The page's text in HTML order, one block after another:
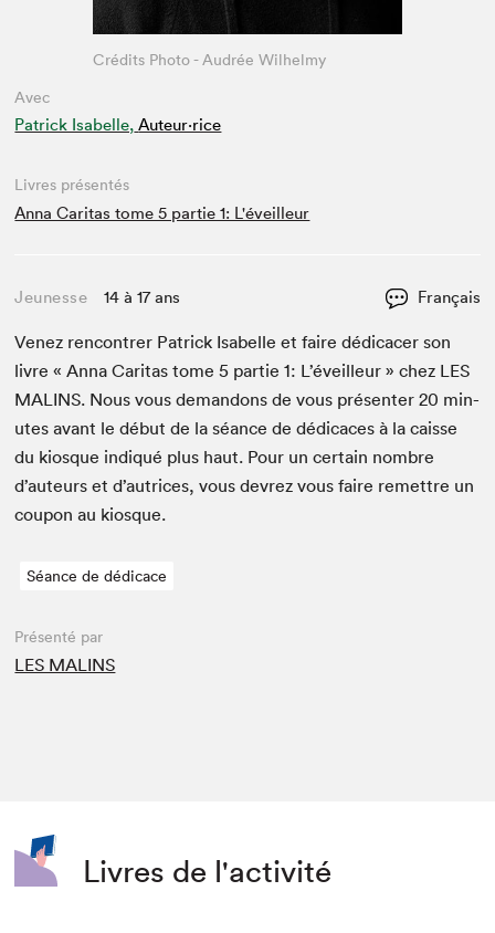
Avec
Patrick Isabelle, Auteur·rice
Crédits Photo - Audrée Wilhelmy
Livres présentés
Anna Caritas tome 5 partie 1: L'éveilleur
Jeunesse 14 à 17 ans Français
Venez ren­con­tr­er Patrick Isabelle et faire dédi­cac­er son
livre « Anna Car­i­tas tome5 par­tie1: L’éveilleur » chez LES
MALINS. Nous vous deman­dons de vous présen­ter20 min­
utes avant le début de la séance de dédi­caces à la caisse
du kiosque indiqué plus haut. Pour un cer­tain nom­bre
d’auteurs et d’autrices, vous devrez vous faire remet­tre un
coupon au kiosque.
Séance de dédicace
Présenté par
LES MALINS
Livres de l'activité